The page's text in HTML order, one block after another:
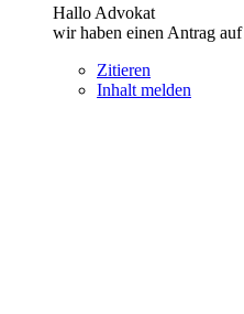
Hallo Advokat
wir haben einen Antrag
Zitieren
Inhalt melden